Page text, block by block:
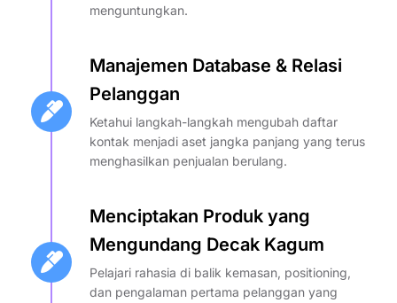
menguntungkan.
Manajemen Database & Relasi
Pelanggan
Ketahui langkah-langkah mengubah daftar
kontak menjadi aset jangka panjang yang terus
menghasilkan penjualan berulang.
Menciptakan Produk yang
Mengundang Decak Kagum
Pelajari rahasia di balik kemasan, positioning,
dan pengalaman pertama pelanggan yang